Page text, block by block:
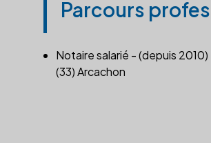
Parcours
Notaire salarié - (depuis 2010)
(33) Arcachon